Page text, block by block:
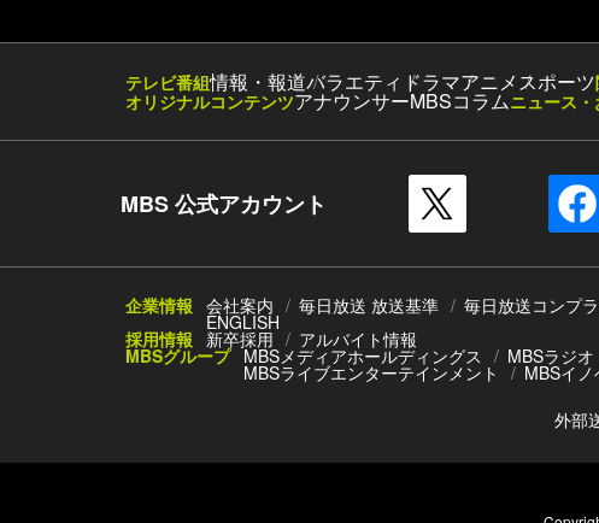
テレビ番組情報・報道バラエティ ドラマアニメスポーツ
オリジナルコンテンツアナウンサーMBSコラムニュース
MBS 公式アカウント
企業情報 会社案内 毎日放送 放送基準 毎日放送コンプ
ENGLISH
採用情報 新卒採用 アルバイト情報
MBSグループ MBSメディアホールディングス MBSラジオ
MBSライブエンターテインメント
MBSイ
外部